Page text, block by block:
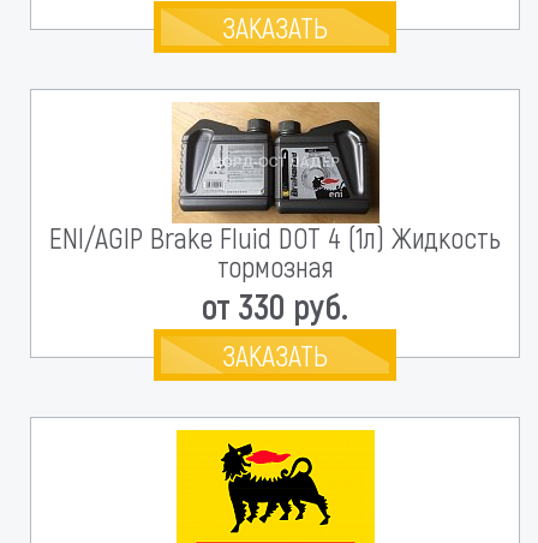
ЗАКАЗАТЬ
ENI/AGIP Brake Fluid DOT 4 (1л) Жидкость
тормозная
от 330 руб.
ЗАКАЗАТЬ